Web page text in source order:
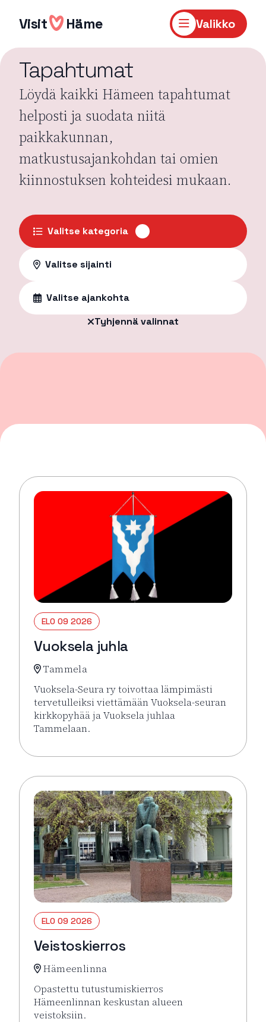
sisältöön
Visit Häme Valikko
Tapahtumat
Löydä kaikki Hämeen tapahtumat
helposti ja suodata niitä
paikkakunnan,
matkustusajankohdan tai omien
kiinnostuksen kohteidesi mukaan.
Valitse kategoria
Valitse sijainti
Valitse ajankohta
Tyhjennä valinnat
ELO 09 2026
Vuoksela juhla
Tammela
Vuoksela-Seura ry toivottaa lämpimästi
tervetulleiksi viettämään Vuoksela-seuran
kirkkopyhää ja Vuoksela juhlaa
Tammelaan.
ELO 09 2026
Veistoskierros
Hämeenlinna
Opastettu tutustumiskierros
Hämeenlinnan keskustan alueen
veistoksiin.